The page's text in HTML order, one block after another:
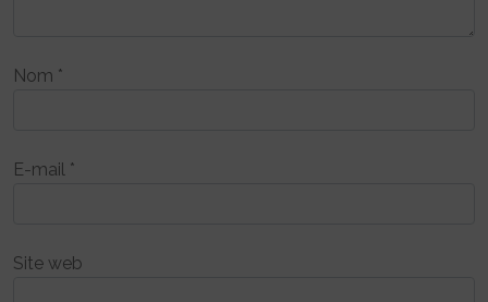
Nom *
E-mail *
Site web